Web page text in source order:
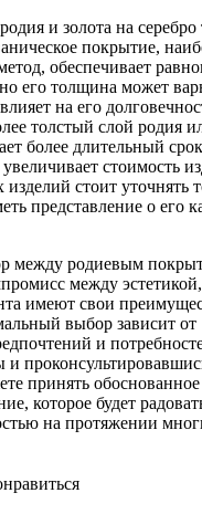
и золота на
покрытие,
обеспечивает
его толщина может
на его
толстый слой родия
более длительный
стоимость
стоит уточнять
представление о его
между родиевым
между
имеют свои
выбор зависит от
и
и
принять
которое будет
на протяжении